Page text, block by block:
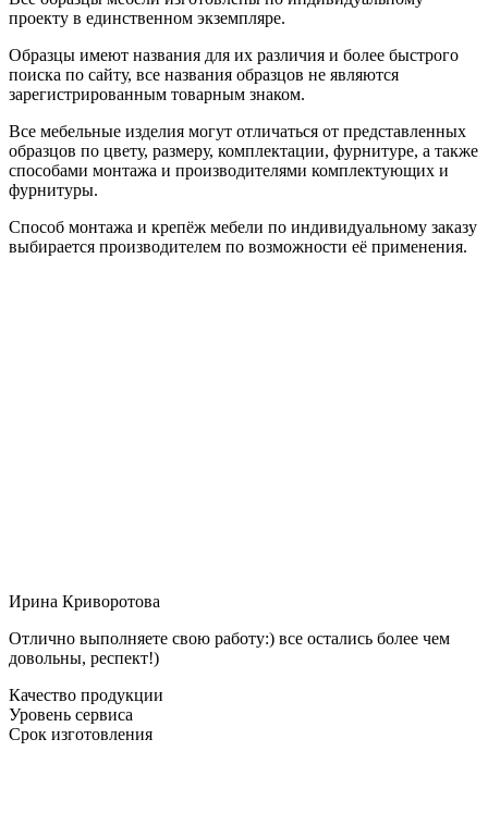
проекту в единственном экземпляре.
Образцы имеют названия для их различия и более быстрого
поиска по сайту, все названия образцов не являются
зарегистрированным товарным знаком.
Все мебельные изделия могут отличаться от представленных
образцов по цвету, размеру, комплектации, фурнитуре, а также
способами монтажа и производителями комплектующих и
фурнитуры.
Способ монтажа и крепёж мебели по индивидуальному заказу
выбирается производителем по возможности её применения.
Ирина Криворотова
Отлично выполняете свою работу:) все остались более чем
довольны, респект!)
Качество продукции
Уровень сервиса
Срок изготовления